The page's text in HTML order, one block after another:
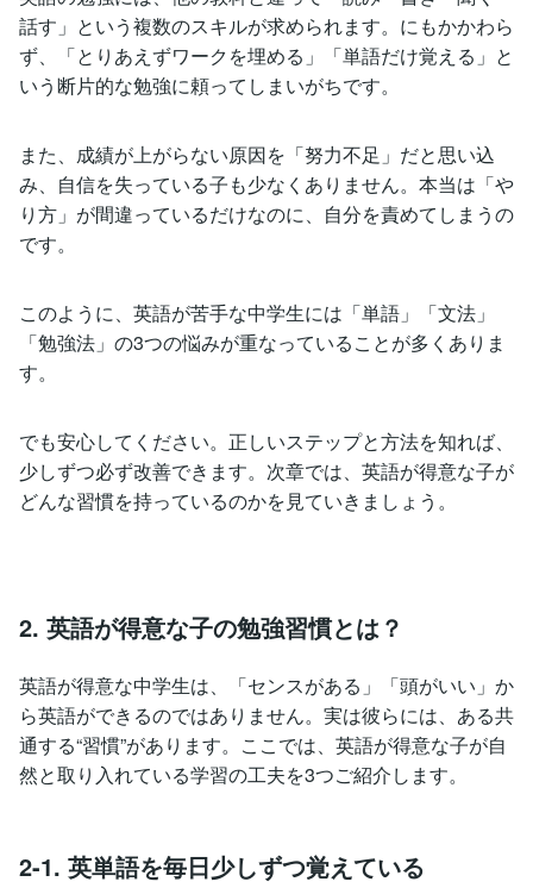
話す」という複数のスキルが求められます。にもかかわら
ず、「とりあえずワークを埋める」「単語だけ覚える」と
いう断片的な勉強に頼ってしまいがちです。
また、成績が上がらない原因を「努力不足」だと思い込
み、自信を失っている子も少なくありません。本当は「や
り方」が間違っているだけなのに、自分を責めてしまうの
です。
このように、英語が苦手な中学生には「単語」「文法」
「勉強法」の3つの悩みが重なっていることが多くありま
す。
でも安心してください。正しいステップと方法を知れば、
少しずつ必ず改善できます。次章では、英語が得意な子が
どんな習慣を持っているのかを見ていきましょう。
2. 英語が得意な子の勉強習慣とは？
英語が得意な中学生は、「センスがある」「頭がいい」か
ら英語ができるのではありません。実は彼らには、ある共
通する“習慣”があります。ここでは、英語が得意な子が自
然と取り入れている学習の工夫を3つご紹介します。
2-1. 英単語を毎日少しずつ覚えている